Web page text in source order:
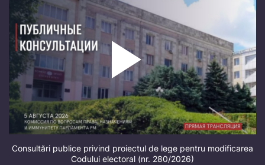
Consultări publice privind proiectul de lege pentru modificarea
Codului electoral (nr. 280/2026)